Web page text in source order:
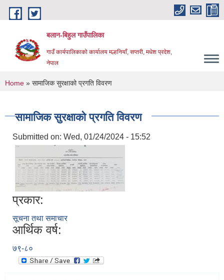
Skip to main content
बलान-बिहुल गाउँपालिका
गाउँ कार्यपालिकाको कार्यालय मल्हनियाँ, सप्तरी, मधेश प्रदेश,
नेपाल
You are here
Home » सामाजिक सुरक्षाको प्रगति विवरण
सामाजिक सुरक्षाको प्रगति विवरण
Submitted on: Wed, 01/24/2024 - 15:52
प्रकार:
सूचना तथा समाचार
आर्थिक वर्ष:
७९-८०